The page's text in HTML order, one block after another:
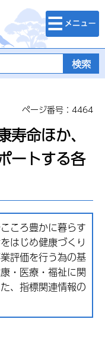
検索・メニュ
ー
ページ番号：4464
寿命ほか、
ートする各
ころ豊かに暮らす
はじめ健康づくり
評価を行う為の基
・医療・福祉に関
、指標関連情報の